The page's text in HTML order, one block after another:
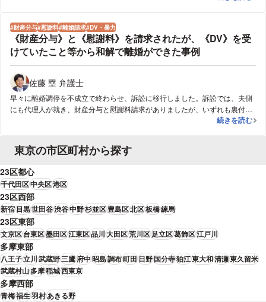
活のストレスで円形脱毛症や体重減少を患ったことなどです。そうしたとこ
ろ、裁判官も離婚を認める心象に至り、最終的には和解での離婚ができまし
た。
財産分与 慰謝料 離婚請求 DV・暴力
《財産分与》と《慰謝料》を請求されたが、《DV》を受
けていたこと等から和解で離婚ができた事例
佐藤 塁 弁護士
早々に離婚調停を不成立で終わらせ、訴訟に移行しました。訴訟では、夫側
にも代理人が就き、財産分与と慰謝料請求がありましたが、いずれも裏付け
のない主張であったため、判決離婚を求めました。判決に向けて尋問事項を
した。具体的には、精神疾患の治療に協力したこと、暴行を受けたこと、生
活のストレスで円形脱毛症や体重減少を患ったことなどです。そうしたとこ
ろ、裁判官も離婚を認める心象に至り、最終的には和解での離婚ができまし
た。
《財産分与》
続きを読む
東京の市区町村から探す
23区都心
千代田区中央区港区
23区西部
新宿目黒世田谷渋谷中野杉並区豊島区北区板橋練馬
23区東部
文京区台東区墨田区江東区品川大田区荒川区足立区葛飾区江戸川
多摩東部
八王子立川武蔵野三鷹府中昭島調布町田日野国分寺狛江東大和清瀬東久留米
武蔵村山多摩稲城西東京
多摩西部
青梅福生羽村あきる野